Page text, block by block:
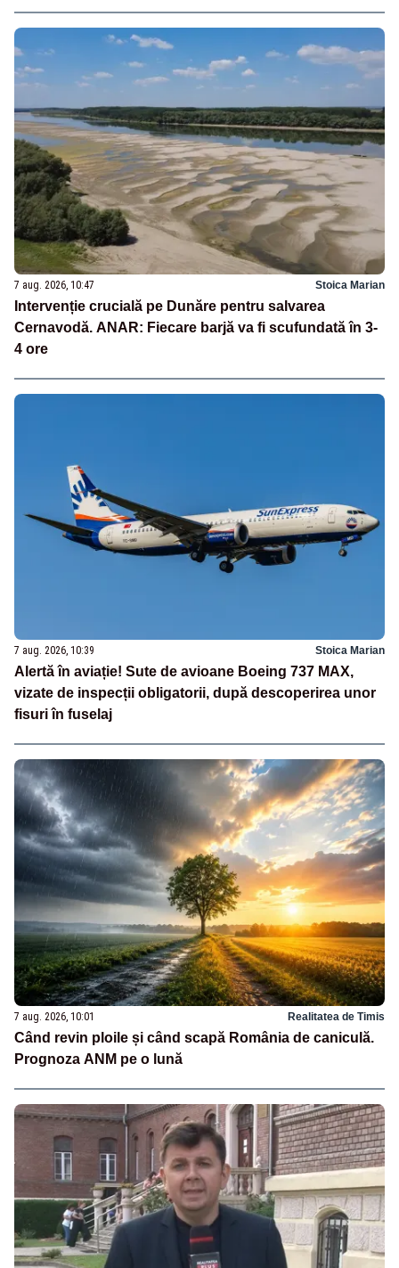
7 aug. 2026, 10:47 Stoica Marian
Intervenție crucială pe Dunăre pentru salvarea
Cernavodă. ANAR: Fiecare barjă va fi scufundată în 3-
4 ore
7 aug. 2026, 10:39 Stoica Marian
Alertă în aviație! Sute de avioane Boeing 737 MAX,
vizate de inspecții obligatorii, după descoperirea unor
fisuri în fuselaj
7 aug. 2026, 10:01 Realitatea de Timis
Când revin ploile și când scapă România de caniculă.
Prognoza ANM pe o lună